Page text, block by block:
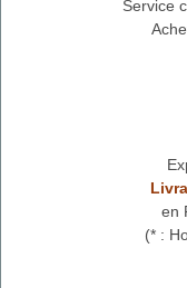
Service
en
(* :